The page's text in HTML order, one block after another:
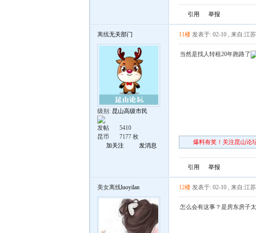
引用 举报
离线无关部门
级别: 昆山高级市民
发帖
5410
昆币
7177 枚
加关注
发消息
11楼 发表于: 02-10 , 来自:江
当然是找人转租20年跑路了
爆料有奖！关注昆山论
引用 举报
美女离线luoyilan 12楼 发表于: 02-10 , 来自:江
怎么会有这事？是房东房子